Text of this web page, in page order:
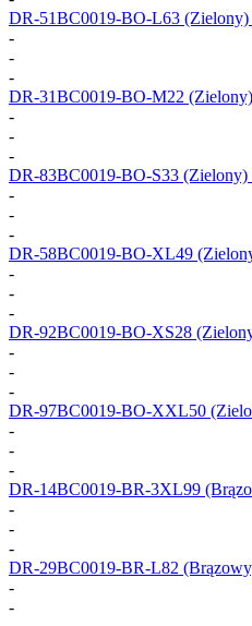
DR-51BC0019-BO-L63
-
-
-
DR-31BC0019-BO-M22
-
-
-
DR-83BC0019-BO-S33 (Zielony)
-
-
-
DR-58BC0019-BO-XL49
-
-
-
DR-92BC0019-BO-XS28
-
-
-
DR-97BC0019-BO-XXL50
-
-
-
DR-14BC0019-BR-3XL99
-
-
-
DR-29BC0019-BR-L82
-
-